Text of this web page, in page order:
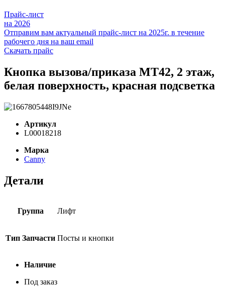
Прайс-лист
на 2026
Отправим вам актуальный прайс-лист на 2025г. в течение
рабочего дня на ваш email
Скачать прайс
Кнопка вызова/приказа MT42, 2 этаж,
белая поверхность, красная подсветка
Артикул
L00018218
Марка
Canny
Детали
Группа Лифт
Тип Запчасти Посты и кнопки
Наличие
Под заказ